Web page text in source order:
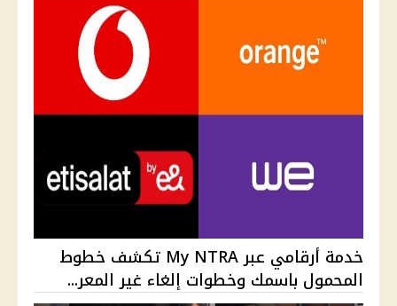
خدمة أرقامي عبر My NTRA تكشف خطوط
المحمول باسمك وخطوات إلغاء غير المعر...